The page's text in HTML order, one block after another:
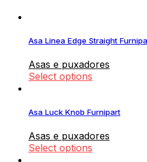
Asa Linea Edge Straight
Asas e puxadores
Select options
Asa Luck Knob Furnipart
Asas e puxadores
Select options